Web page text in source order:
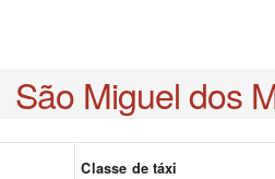
São Miguel dos
Classe de táxi